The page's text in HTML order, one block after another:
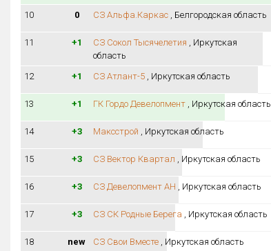
10 0 СЗ Альфа.Каркас , Белгородская область
11 +1 СЗ Сокол Тысячелетия , Иркутская
область
12 +1 СЗ Атлант-5 , Иркутская область
13 +1 ГК Гордо Девелопмент , Иркутская область
14 +3 Максстрой , Иркутская область
15 +3 СЗ Вектор Квартал , Иркутская область
16 +3 СЗ Девелопмент АН , Иркутская область
17 +3 СЗ СК Родные Берега , Иркутская область
18 new СЗ Свои Вместе , Иркутская область